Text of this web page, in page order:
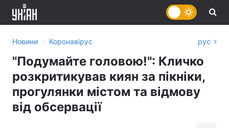
Новини › Коронавірус рус
"Подумайте головою!": Кличко
розкритикував киян за пікніки,
прогулянки містом та відмову
від обсервації